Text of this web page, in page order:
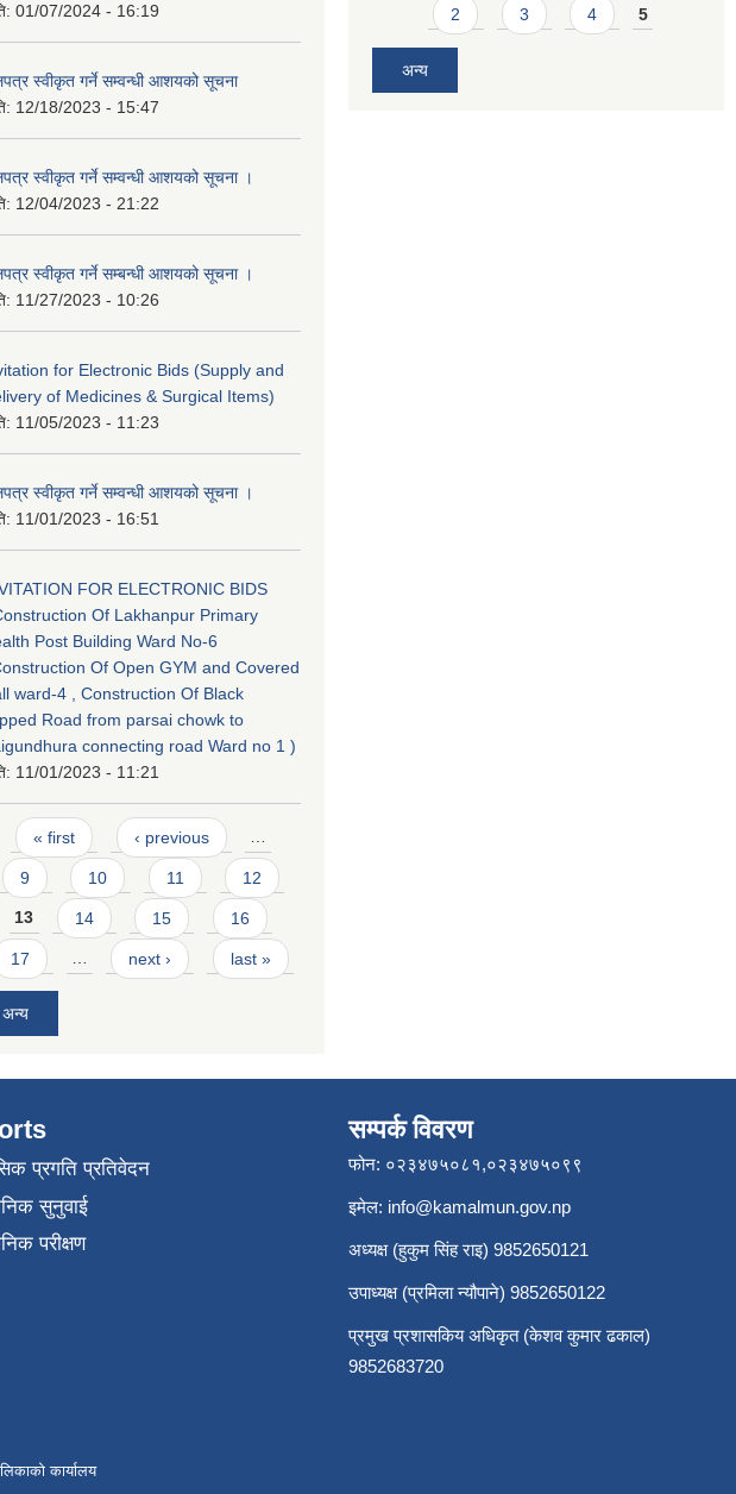
01/07/2024 - 16:19
स्वीकृत गर्ने सम्वन्धी आशयको सूचना
12/18/2023 - 15:47
स्वीकृत गर्ने सम्वन्धी आशयको सूचना ।
12/04/2023 - 21:22
स्वीकृत गर्ने सम्बन्धी आशयको सूचना ।
11/27/2023 - 10:26
for Electronic Bids (Supply and
of Medicines & Surgical Items)
11/05/2023 - 11:23
स्वीकृत गर्ने सम्वन्धी आशयको सूचना ।
11/01/2023 - 16:51
FOR ELECTRONIC BIDS
Of Lakhanpur Primary
Post Building Ward No-6
Of Open GYM and Covered
ward-4 , Construction Of Black
Road from parsai chowk to
connecting road Ward no 1 )
11/01/2023 - 11:21
« first ‹ previous …
9 10 11 12
13 14 15 16
17 … next › last »
अन्य
2 3 4 5
अन्य
प्रगति प्रतिवेदन
सुनुवाई
परीक्षण
सम्पर्क विवरण
फोन: ०२३४७५०८१,०२३४७५०९९
इमेल: info@kamalmun.gov.np
अध्यक्ष (हुकुम सिंह राइ) 9852650121
उपाध्यक्ष (प्रमिला न्यौपाने) 9852650122
प्रमुख प्रशासकिय अधिकृत (केशव कुमार ढकाल)
9852683720
कार्यालय